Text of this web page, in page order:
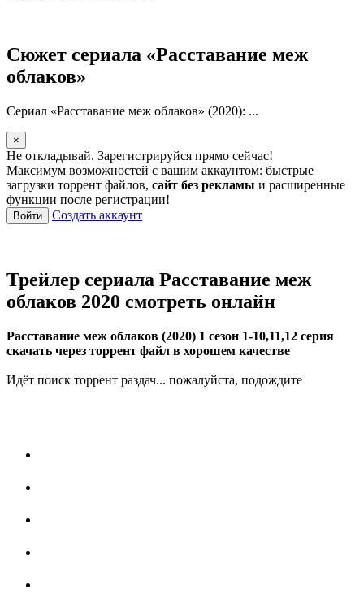
Сюжет сериала «Расставание меж
облаков»
Сериал «Расставание меж облаков» (2020): ...
×
Не откладывай. Зарегистрируйся прямо сейчас!
Максимум возможностей с вашим аккаунтом: быстрые
загрузки торрент файлов, сайт без рекламы и расширенные
функции после регистрации!
Войти Создать аккаунт
Трейлер сериала Расставание меж
облаков 2020 смотреть онлайн
Расставание меж облаков (2020) 1 сезон 1-10,11,12 серия
скачать через торрент файл в хорошем качестве
Идёт поиск торрент раздач... пожалуйста, подождите